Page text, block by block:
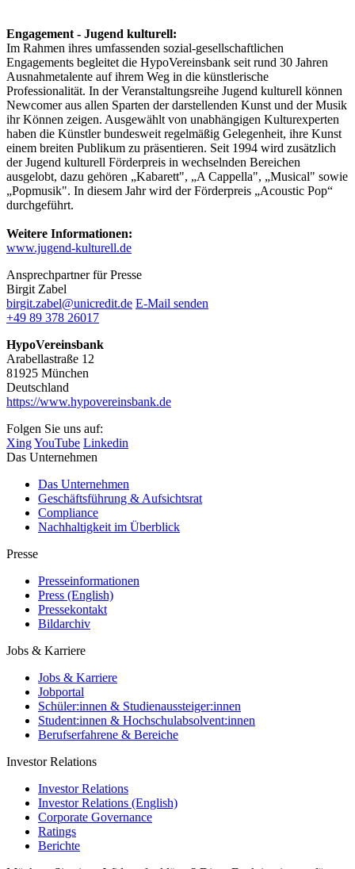
Engagement - Jugend kulturell:
Im Rahmen ihres umfassenden sozial-gesellschaftlichen
Engagements begleitet die HypoVereinsbank seit rund 30 Jahren
Ausnahmetalente auf ihrem Weg in die künstlerische
Professionalität. In der Veranstaltungsreihe Jugend kulturell können
Newcomer aus allen Sparten der darstellenden Kunst und der Musik
ihr Können zeigen. Ausgewählt von unabhängigen Kulturexperten
haben die Künstler bundesweit regelmäßig Gelegenheit, ihre Kunst
einem breiten Publikum zu präsentieren. Seit 1994 wird zusätzlich
der Jugend kulturell Förderpreis in wechselnden Bereichen
ausgelobt, dazu gehören „Kabarett", „A Cappella", „Musical" sowie
„Popmusik". In diesem Jahr wird der Förderpreis „Acoustic Pop“
durchgeführt.
Weitere Informationen:
www.jugend-kulturell.de
Ansprechpartner für Presse
Birgit Zabel
birgit.zabel@unicredit.de E-Mail senden
+49 89 378 26017
HypoVereinsbank
Arabellastraße 12
81925 München
Deutschland
https://www.hypovereinsbank.de
Folgen Sie uns auf:
XingYouTube Linkedin
Das Unternehmen
Das Unternehmen
Geschäftsführung & Aufsichtsrat
Compliance
Nachhaltigkeit im Überblick
Presse
Presseinformationen
Press (English)
Pressekontakt
Bildarchiv
Jobs & Karriere
Jobs & Karriere
Jobportal
Schüler:innen & Studienaussteiger:innen
Student:innen & Hochschulabsolvent:innen
Berufserfahrene & Bereiche
Investor Relations
Investor Relations
Investor Relations (English)
Corporate Governance
Ratings
Berichte